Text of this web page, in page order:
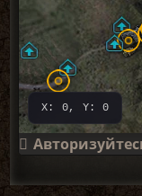
X: 0, Y: 0